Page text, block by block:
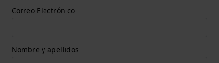
Correo Electrónico
Nombre y apellidos